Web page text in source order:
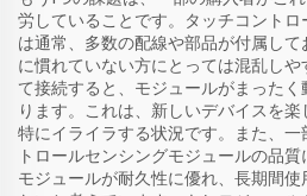
労していることです。タッチコント
は通常、多数の配線や部品が付属し
に慣れていない方にとっては混乱し
て接続すると、モジュールがまった
ります。これは、新しいデバイスを
特にイライラする状況です。また、
トロールセンシングモジュールの品質
モジュールが耐久性に優れ、長期間